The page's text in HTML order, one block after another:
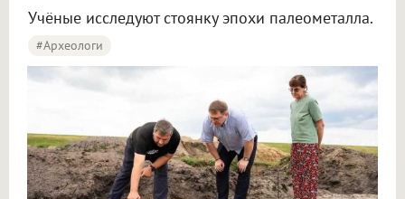
Учёные исследуют стоянку эпохи палеометалла.
#археологи